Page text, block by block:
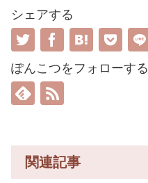
シェアする
ぽんこつをフォローする
関連記事